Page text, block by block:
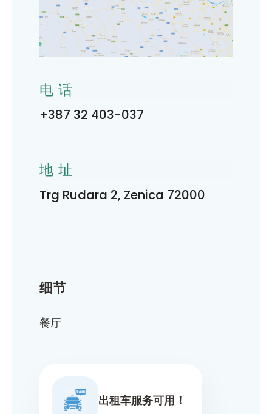
细节
餐厅
出租车服务可用！
电话
+387 32 403-037
地址
Trg Rudara 2, Zenica 72000